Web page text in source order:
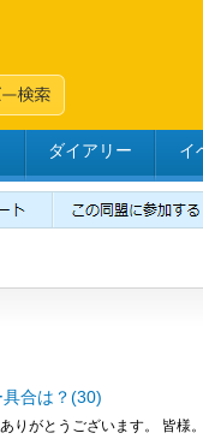
ダイアリー イ
合は？(30)
りがとうございます。 皆様